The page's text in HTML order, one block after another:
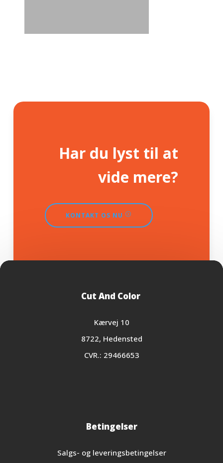
Har du lyst til at
vide mere?
KONTAKT OS NU
Cut And Color
Kærvej 10
8722, Hedensted
CVR.: 29466653
Betingelser
Salgs- og leveringsbetingelser